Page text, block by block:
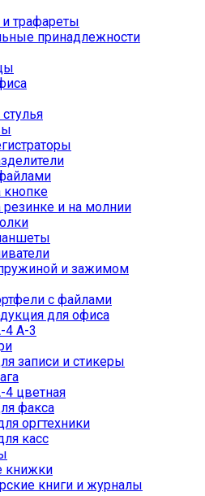
трафареты
принадлежности
кнопке
резинке и на молнии
и зажимом
с файлами
для офиса
4 А-3
записи и стикеры
4 цветная
факса
оргтехники
касс
книжки
книги и журналы